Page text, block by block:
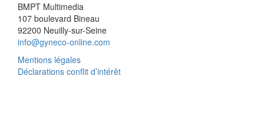
BMPT Multimedia
107 boulevard Bineau
92200 Neuilly-sur-Seine
info@gyneco-online.com
Mentions légales
Déclarations conflit d’intérêt